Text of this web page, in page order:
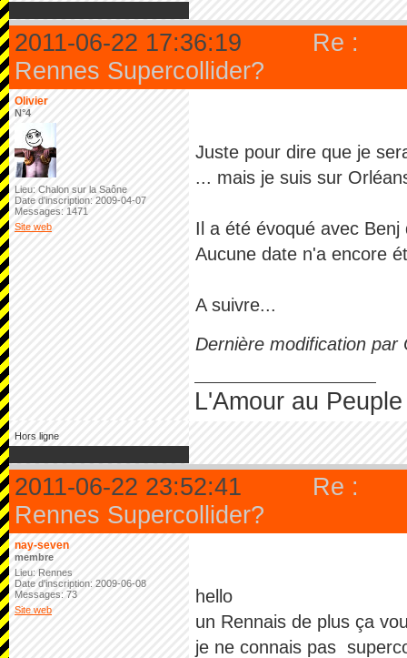
2011-06-22 17:36:19
Re :
Rennes Supercollider?
Olivier
N°4
Lieu: Chalon sur la Saône
Date d'inscription: 2009-04-07
Messages: 1471
Site web
Juste pour dire que je
... mais je suis sur
Il a été évoqué avec
Aucune date n'a encore
A suivre...
Dernière modification par
L'Amour au
Hors ligne
2011-06-22 23:52:41
Re :
Rennes Supercollider?
nay-seven
membre
Lieu: Rennes
Date d'inscription: 2009-06-08
Messages: 73
Site web
hello
un Rennais de plus ça
je ne connais pas